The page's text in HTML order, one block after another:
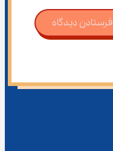
فرستادن دیدگاه